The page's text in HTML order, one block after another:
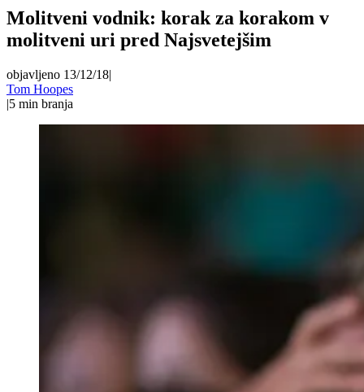
Molitveni vodnik: korak za korakom v
molitveni uri pred Najsvetejšim
objavljeno 13/12/18|
Tom Hoopes
|5 min branja